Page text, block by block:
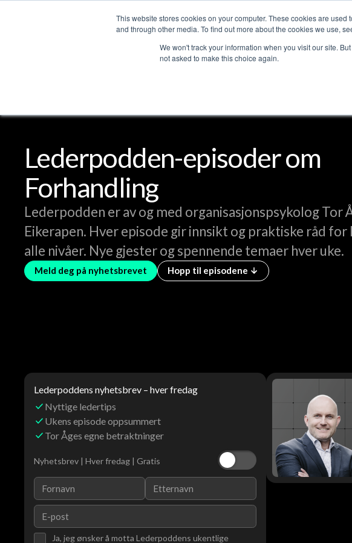
This website stores cookies on your computer. These cookies are
and through other media. To find out more about the cookies we use,
We won't track your information when you visit our site.
not asked to make this choice again.
Tjenester
Lederpodden-episoder om
Forhandling
Lederpodden er av og med organisasjonspsykolog Tor
Eikerapen. Hver episode gir innsikt og praktiske råd for
alle nivåer. Nye gjester og spennende temaer hver uke.
Meld deg på nyhetsbrevet Hopp til episodene
Lederpoddens nyhetsbrev – hver fredag
Nyttige ledertips
Ukens episode oppsummert
Tor Åges egne betraktninger
Nyhetsbrev | Hver fredag | Gratis
Ja, jeg ønsker å motta Lederpoddens ukentlige